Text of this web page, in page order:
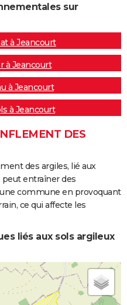
sur
à Jeancourt
à Jeancourt
à Jeancourt
à Jeancourt
DES
des argiles, lié aux
entraîner des
commune en provoquant
ce qui affecte les
liés aux sols argileux